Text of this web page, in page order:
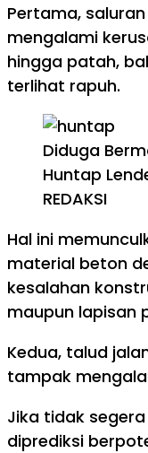
Pertama,
mengalami
hingga patah,
terlihat rapuh.
Diduga
Huntap
REDAKSI
Hal ini
material beton
kesalahan
maupun lapisan
Kedua, talud
tampak
Jika tidak
diprediksi